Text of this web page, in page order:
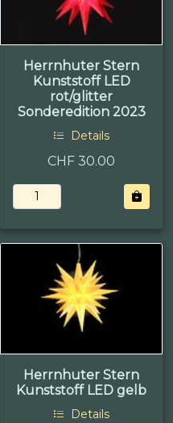
Herrnhuter Stern
Kunststoff LED
rot/glitter
Sonderedition 2023
Details
CHF 30.00
Herrnhuter Stern
Kunststoff LED gelb
Details